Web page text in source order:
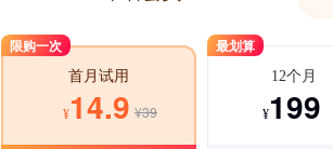
限购一次
首月试用
¥14.9 ¥39
最划算
12个月
¥199